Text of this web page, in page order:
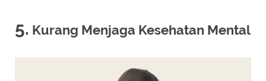
5. Kurang Menjaga Kesehatan Mental